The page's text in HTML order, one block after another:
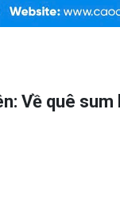
Về quê